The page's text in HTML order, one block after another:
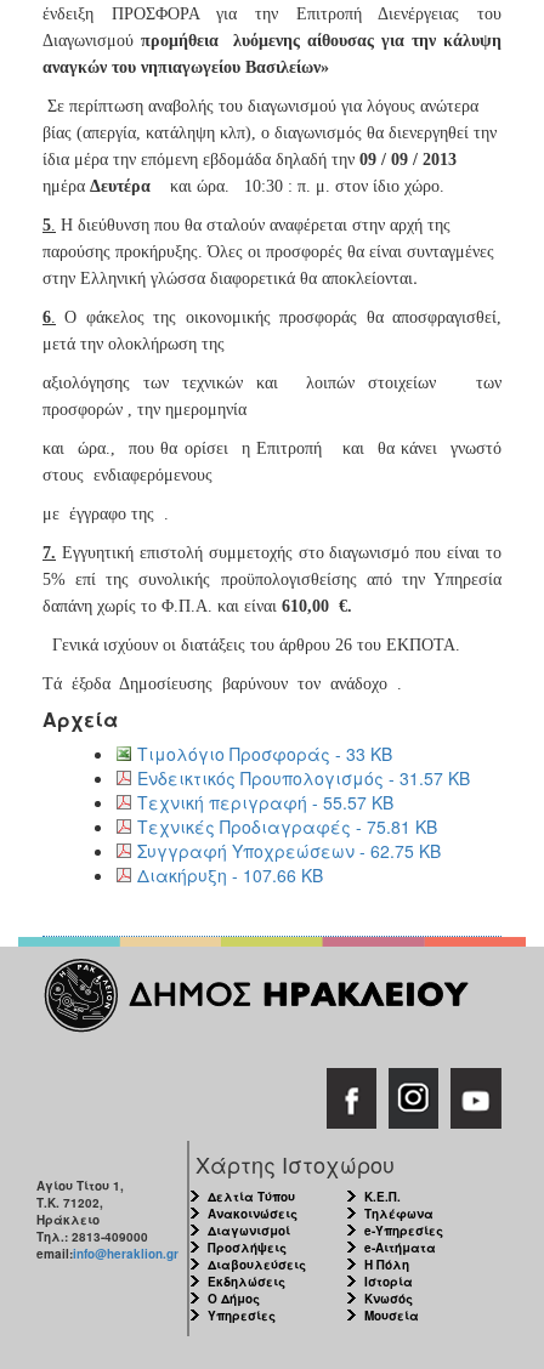
ένδειξη ΠΡΟΣΦΟΡΑ για την Επιτροπή Διενέργειας του
Διαγωνισμού προμήθεια
λυόμενης αίθουσας για την κάλυψη
αναγκών του νηπιαγωγείου Βασιλείων»
Σε περίπτωση αναβολής του διαγωνισμού για λόγους ανώτερα
βίας (απεργία, κατάληψη κλπ), ο διαγωνισμός θα διενεργηθεί την
ίδια μέρα την επόμενη εβδομάδα δηλαδή την 09 / 09 / 2013
ημέρα Δευτέρα και ώρα. 10:30 : π. μ. στον ίδιο χώρο.
5 Η διεύθυνση που θα σταλούν αναφέρεται στην αρχή της
παρούσης προκήρυξης. Όλες οι προσφορές θα είναι συνταγμένες
στην Ελληνική γλώσσα διαφορετικά θα αποκλείονται.
6
Ο φάκελος της οικονομικής προσφοράς θα αποσφραγισθεί,
μετά την ολοκλήρωση της
αξιολόγησης των τεχνικών και λοιπών στοιχείων
των
προσφορών , την ημερομηνία
και ώρα., που θα ορίσει η Επιτροπή και θα κάνει
γνωστό
στους ενδιαφερόμενους
με έγγραφο της
7. Εγγυητική επιστολή συμμετοχής στο διαγωνισμό που είναι το
5% επί της συνολικής προϋπολογισθείσης από την Υπηρεσία
δαπάνη χωρίς το Φ.Π.Α. και είναι 610,00 €.
Γενικά ισχύουν οι διατάξεις του άρθρου 26 του ΕΚΠΟΤΑ.
Tά έξοδα Δημοσίευσης βαρύνουν τον ανάδοχο
Αρχεία
Τιμολόγιο Προσφοράς - 33 KB
Ενδεικτικός Προυπολογισμός - 31.57 KB
Τεχνική περιγραφή - 55.57 KB
Τεχνικές Προδιαγραφές - 75.81 KB
Συγγραφή Υποχρεώσεων - 62.75 KB
Διακήρυξη - 107.66 KB
Αγίου Τίτου 1,
Τ.Κ. 71202,
Ηράκλειο
Τηλ.: 2813-409000
email:info@heraklion.gr
Χάρτης Ιστοχώρου
Δελτία Τύπου
Ανακοινώσεις
Διαγωνισμοί
Προσλήψεις
Διαβουλεύσεις
Εκδηλώσεις
Ο Δήμος
Υπηρεσίες
Κ.Ε.Π.
Τηλέφωνα
e-Υπηρεσίες
e-Αιτήματα
Η Πόλη
Ιστορία
Κνωσός
Μουσεία